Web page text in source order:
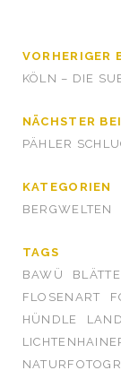
VORHERIGER
KÖLN – DIE
NÄCHSTER
PÄHLER
KATEGORIEN
BERGWELTEN
TAGS
BAWÜ
FLOSENART
HÜNDLE